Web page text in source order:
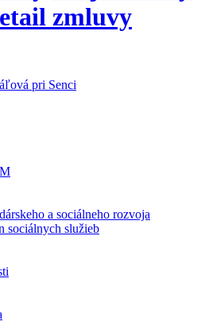
zmluvy
a sociálneho rozvoja
sociálnych služieb